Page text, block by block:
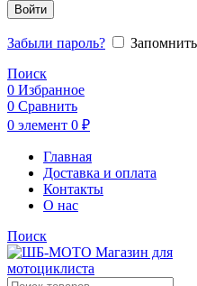
Войти
Забыли пароль?
Поиск
0 Избранное
0 Сравнить
0 элемент 0 ₽
Главная
Доставка и оплата
Контакты
О нас
Поиск